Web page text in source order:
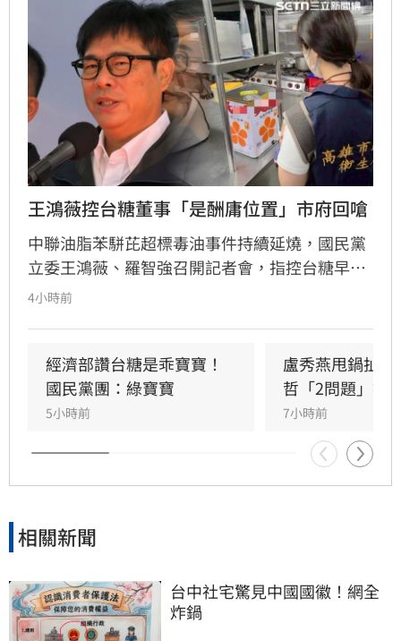
王鴻薇控台糖董事「是酬庸位置」市府回嗆
中聯油脂苯駢芘超標毒油事件持續延燒，國民黨
立委王鴻薇、羅智強召開記者會，指控台糖早在
五月即知情卻隱匿不報，並質疑台糖董事會淪為
回，強調陳其邁市長未曾推薦台糖人事，呼籲勿
惡意抹黑。同時，高市府反擊指出王鴻薇曾收受
遭重罰的南僑油脂政治獻金，質疑其發言動機。
雙方陣營針對台糖人事布局與食安通報責任展開
激烈政治攻防，事件背後的政治角力與食安疑雲
恐將持續擴大，民眾對於食安把關的信任度亦備
4小時前
經濟部讚台糖是乖寶寶！
國民黨團：綠寶寶
5小時前
盧秀燕甩鍋扯
哲「2問題」打
7小時前
相關新聞
台中社宅驚見中國國徽！網全
炸鍋